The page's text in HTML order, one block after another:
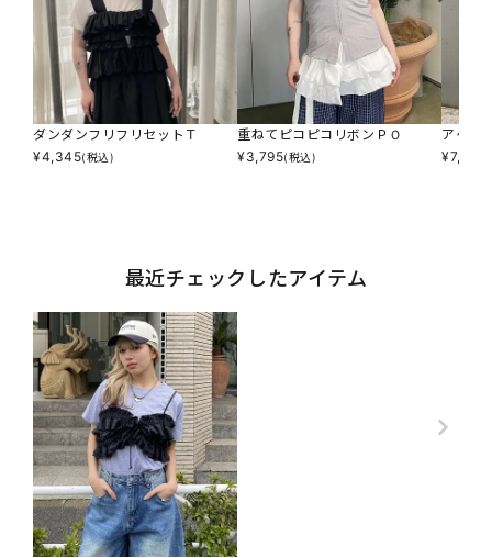
ダンダンフリフリセットＴ
¥4,345(税込)
重ねてピコピコリボンＰＯ
¥3,795(税込)
アゲサ
¥7,590
最近チェックしたアイテム